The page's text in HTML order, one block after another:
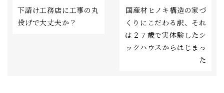
下請け工務店に工事の丸
投げで大丈夫か？
国産材ヒノキ構造の家づ
くりにこだわる訳、それ
は２７歳で実体験したシ
ックハウスからはじまっ
た